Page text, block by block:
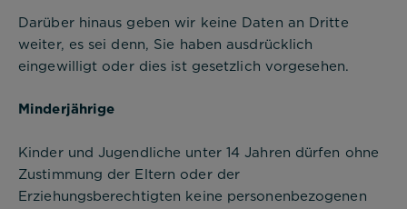
Darüber hinaus geben wir keine Daten an Dritte
weiter, es sei denn, Sie haben ausdrücklich
eingewilligt oder dies ist gesetzlich vorgesehen.
Minderjährige
Kinder und Jugendliche unter 14 Jahren dürfen ohne
Zustimmung der Eltern oder der
Erziehungsberechtigten keine personenbezogenen